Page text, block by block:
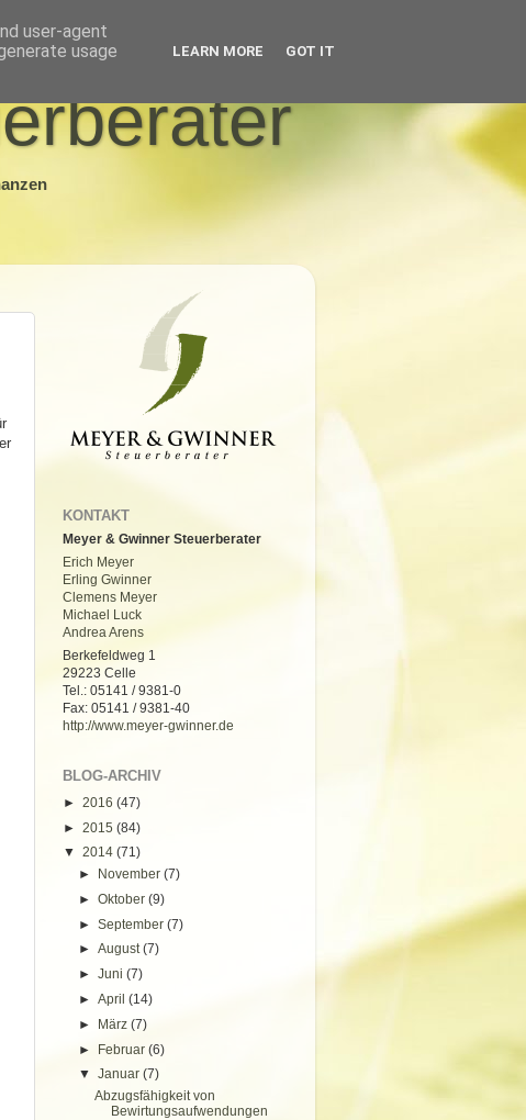
KONTAKT
Meyer & Gwinner Steuerberater
Erich Meyer
Erling Gwinner
Clemens Meyer
Michael Luck
Andrea Arens
Berkefeldweg 1
29223 Celle
Tel.: 05141 / 9381-0
Fax: 05141 / 9381-40
http://www.meyer-gwinner.de
BLOG-ARCHIV
► 2016 (47)
► 2015 (84)
▼ 2014 (71)
►
November(7)
►Oktober(9)
►September(7)
►August(7)
►Juni(7)
►April(14)
► März(7)
► Februar(6)
▼Januar(7)
Abzugsfähigkeit von
Bewirtungsaufwendungen
user-agent
usage
LEARN MORE GOT IT